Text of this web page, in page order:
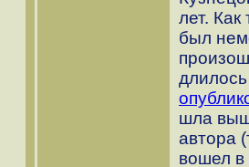
лет.
был
шла
автора
вошел в